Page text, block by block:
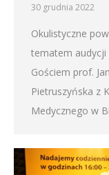
30 grudnia 2022
Okulistyczne
tematem audycji
Gościem prof.
Pietruszyńska z
Medycznego w